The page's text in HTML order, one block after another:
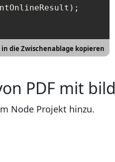
in die Zwischenablage kopieren
PDF mit bild
Node Projekt hinzu.